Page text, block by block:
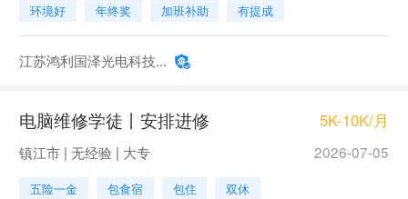
环境好 年终奖 加班补助 有提成
江苏鸿利国泽光电科技...
电脑维修学徒丨安排进修 5K-10K/月
镇江市 | 无经验 | 大专 2026-07-05
五险一金 包食宿 包住 双休